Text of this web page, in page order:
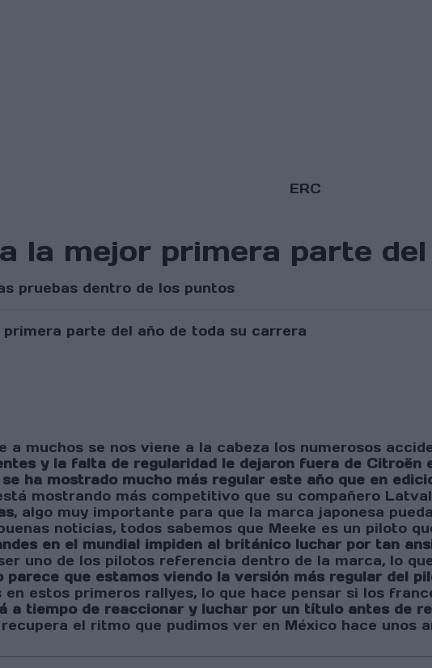
ERC
la mejor primera parte
pruebas dentro de los puntos
a muchos se nos viene a la cabeza los numerosos
y la falta de regularidad le dejaron fuera de Citroën
se ha mostrado mucho más regular este año que en
mostrando más competitivo que su compañero
, algo muy importante para que la marca japonesa
noticias, todos sabemos que Meeke es un piloto
en el mundial impiden al británico luchar por tan
uno de los pilotos referencia dentro de la marca, lo
parece que estamos viendo la versión más regular del
estos primeros rallyes, lo que hace pensar si los
a tiempo de reaccionar y luchar por un título antes de
el ritmo que pudimos ver en México hace unos